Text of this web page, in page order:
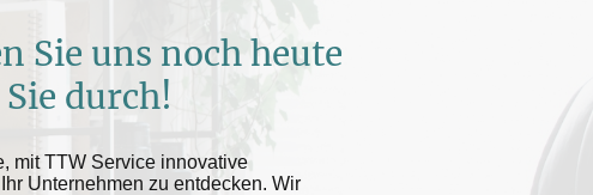
Sie uns noch heute
durch!
mit TTW Service innovative
Unternehmen zu entdecken. Wir